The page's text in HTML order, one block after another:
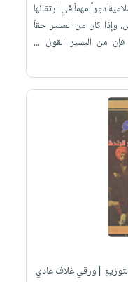
دوراً مهماً في ارتقائها
وإذا كان من العسير حقاً
من اليسير القول ...
|ورقي غلاف عادي